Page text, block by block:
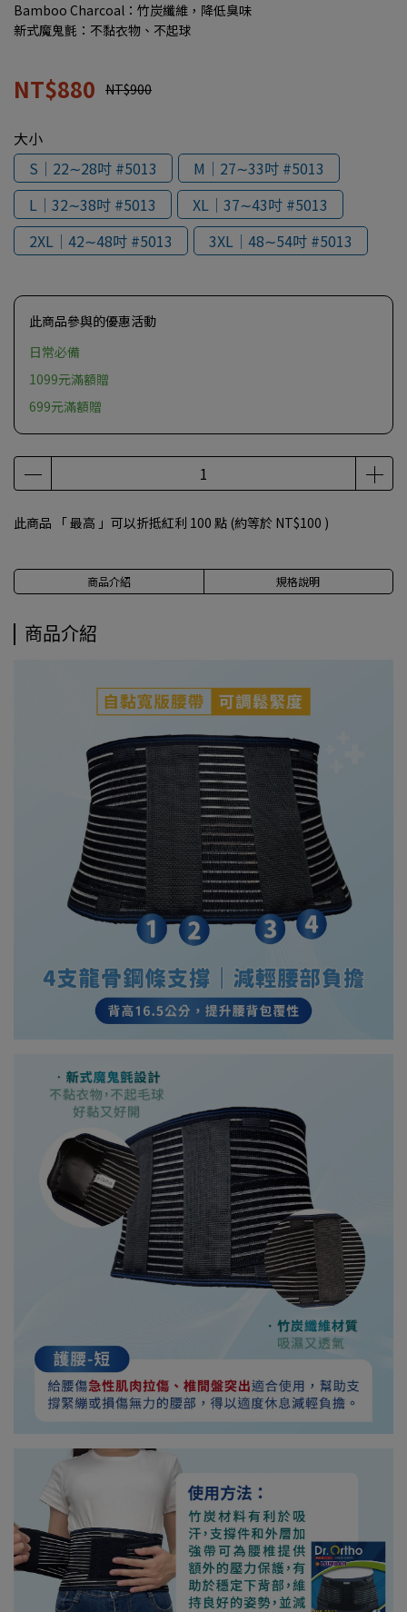
Bamboo Charcoal：竹炭纖維，降低臭味
新式魔鬼氈：不黏衣物、不起球
NT$880 NT$900
大小
S│22∼28吋 #5013
M│27∼33吋 #5013
L│32∼38吋 #5013
XL│37∼43吋 #5013
2XL│42∼48吋 #5013
3XL│48∼54吋 #5013
此商品參與的優惠活動
日常必備
1099元滿額贈
699元滿額贈
此商品 「 最高 」可以折抵紅利 100 點 (約等於 NT$100 )
商品介紹 規格說明
商品介紹